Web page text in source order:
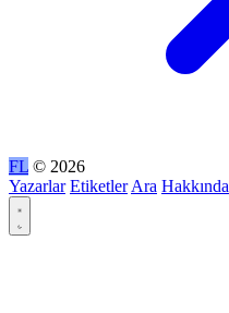
FL © 2026
Yazarlar Etiketler Ara Hakkında